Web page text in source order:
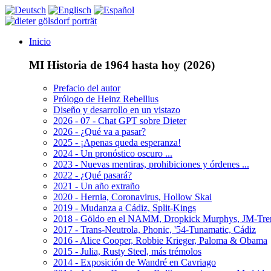
Inicio
MI Historia de 1964 hasta hoy (2026)
Prefacio del autor
Prólogo de Heinz Rebellius
Diseño y desarrollo en un vistazo
2026 - 07 - Chat GPT sobre Dieter
2026 - ¿Qué va a pasar?
2025 - ¡Apenas queda esperanza!
2024 - Un pronóstico oscuro ...
2023 - Nuevas mentiras, prohibiciones y órdenes ...
2022 - ¿Qué pasará?
2021 - Un año extraño
2020 - Hernia, Coronavirus, Hollow Skai
2019 - Mudanza a Cádiz, Split-Kings
2018 - Göldo en el NAMM, Dropkick Murphys, JM-
2017 - Trans-Neutrola, Phonic, '54-Tunamatic, Cádiz
2016 - Alice Cooper, Robbie Krieger, Paloma & Obama
2015 - Julia, Rusty Steel, más trémolos
2014 - Exposición de Wandré en Cavriago